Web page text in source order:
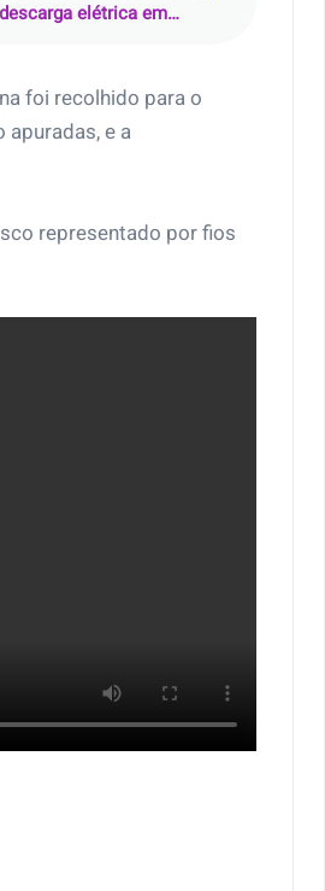
elétrica em
foi recolhido para o
e a
representado por fios